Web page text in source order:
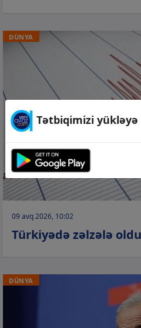
DÜNYA
09 avq 2026, 10:02
Türkiyədə zəlzələ oldu
DÜNYA
Tətbiqimizi